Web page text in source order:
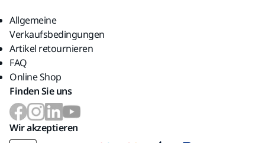
Allgemeine
Verkaufsbedingungen
Artikel retournieren
FAQ
Online Shop
Finden Sie uns
Wir akzeptieren